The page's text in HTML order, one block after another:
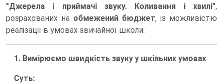
"Джерела і приймачі звуку. Коливання і хвилі",
розрахованих на обмежений бюджет, із можливістю
реалізації в умовах звичайної школи:
1. Вимірюємо швидкість звуку у шкільних умовах
Суть: